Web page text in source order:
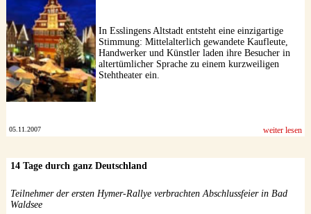
In Esslingens Altstadt entsteht eine einzigartige
Stimmung: Mittelalterlich gewandete Kaufleute,
Handwerker und Künstler laden ihre Besucher in
altertümlicher Sprache zu einem kurzweiligen
Stehtheater ein.
05.11.2007 weiter lesen
14 Tage durch ganz Deutschland
Teilnehmer der ersten Hymer-Rallye verbrachten Abschlussfeier in Bad
Waldsee